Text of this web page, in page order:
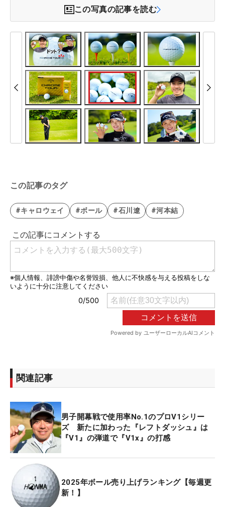
この写真の記事を読む
この記事のタグ
#キャロウェイ #ボール #石川遼 #河本結
関連記事
男子開幕戦で使用率No.1のプロV1シリー
ズ 新たに加わった『レフトダッシュ』は
『V1』の弾道で『V1x』の打感
2025年ボール売り上げランキング【毎週更
新！】